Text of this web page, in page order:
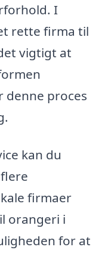
I
rette firma til
vigtigt at
proces
kan du
firmaer
orangeri i
for at